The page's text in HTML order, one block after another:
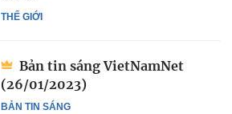
THẾ GIỚI
BẢN TIN SÁNG
Bản tin sáng VietNamNet
(26/01/2023)